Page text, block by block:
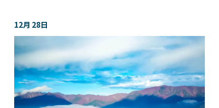
12月 28日